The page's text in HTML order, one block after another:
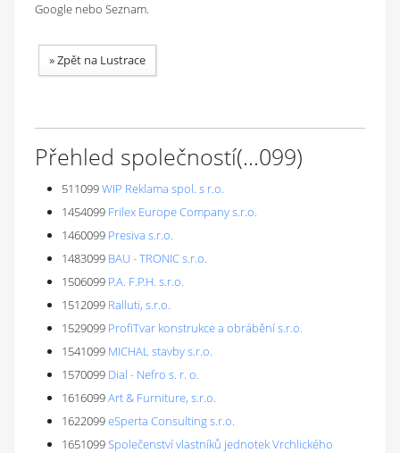
Google nebo Seznam.
»Zpět na Lustrace
Přehled společností(...099)
511099WIP Reklama spol. s r.o.
1454099 Frilex Europe Company s.r.o.
1460099 Presiva s.r.o.
1483099 BAU - TRONIC s.r.o.
1506099 P.A. F.P.H. s.r.o.
1512099 Ralluti, s.r.o.
1529099 ProfiTvar konstrukce a obrábění s.r.o.
1541099 MICHAL stavby s.r.o.
1570099 Dial - Nefro s. r. o.
1616099Art & Furniture, s.r.o.
1622099eSperta Consulting s.r.o.
1651099Společenství vlastníků jednotek Vrchlického